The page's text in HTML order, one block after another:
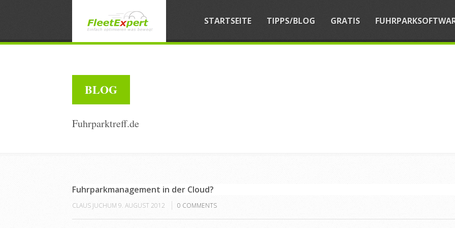
STARTSEITE TIPPS/BLOG GRATIS
BLOG
Fuhrparktreff.de
Fuhrparkmanagement in der Cloud?
CLAUS JUCHUM 9. AUGUST 2012 0 COMMENTS